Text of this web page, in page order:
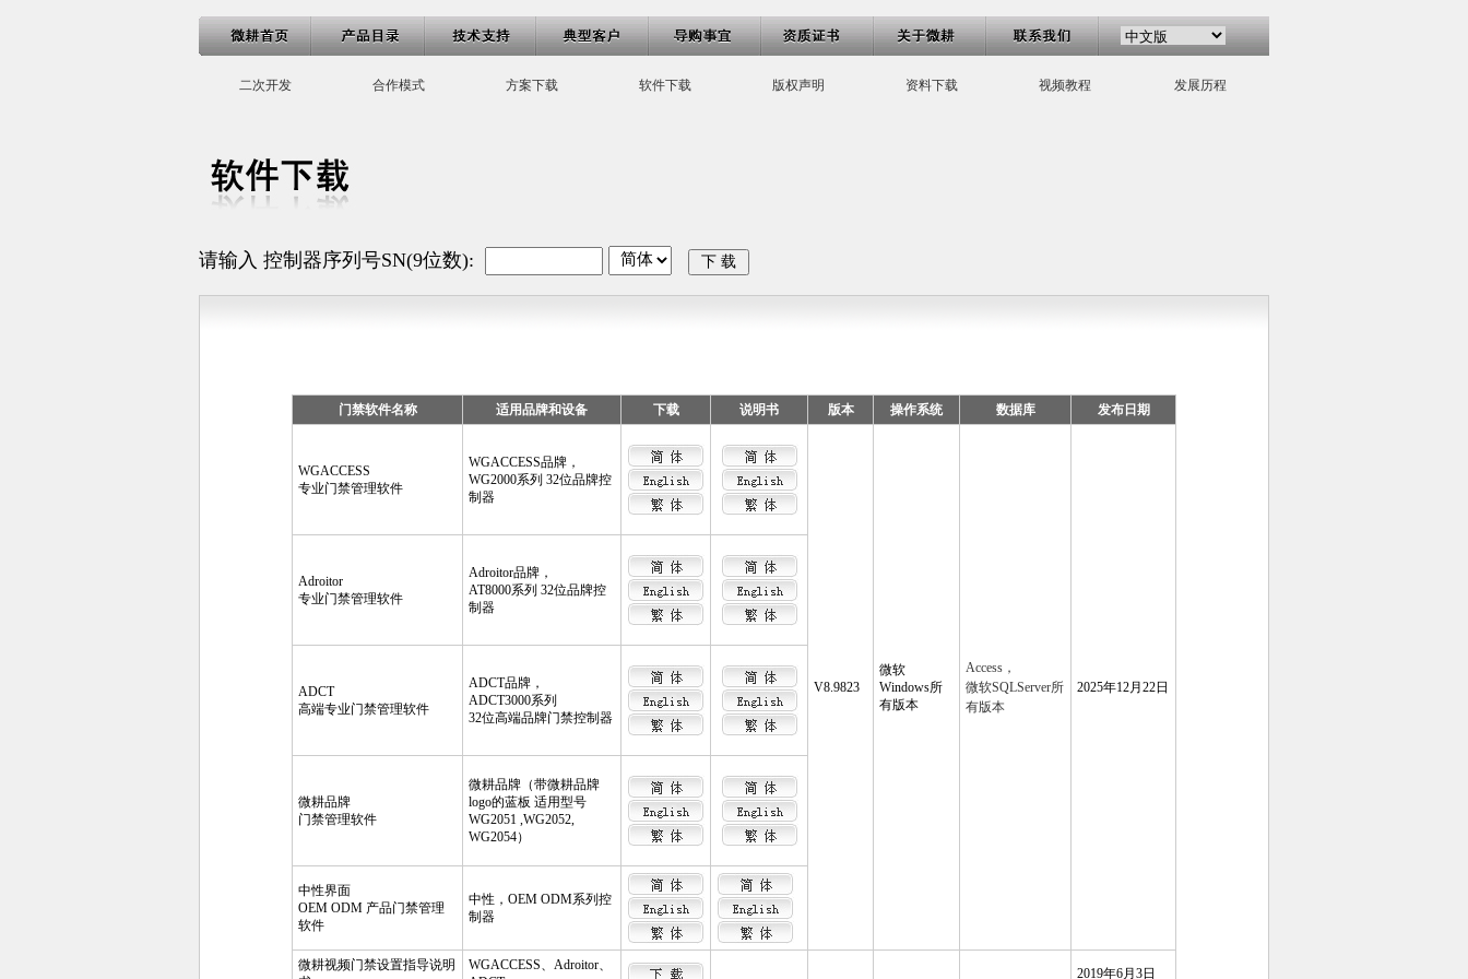
二次开发 合作模式 方案下载 软件下载 版权声明 资料下载 视频教程 发展历程
请输入 控制器序列号SN(9位数): 下 载
门禁软件名称 适用品牌和设备 下载 说明书 版本 操作系统 数据库 发布日期
WGACCESS
专业门禁管理软件
WGACCESS品牌，
WG2000系列 32位品牌控
制器
V8.9823
微软
Windows所
有版本
Access，
微软SQLServer所
有版本
2025年12月22日
Adroitor
专业门禁管理软件
Adroitor品牌 ，
AT8000系列 32位品牌控
制器
ADCT
高端专业门禁管理软件
ADCT品牌，
ADCT3000系列
32位高端品牌门禁控制器
微耕品牌
门禁管理软件
微耕品牌（带微耕品牌
logo的蓝板 适用型号
WG2051 ,WG2052,
WG2054）
中性界面
OEM ODM 产品门禁管理
软件
中性，OEM ODM系列控
制器
微耕视频门禁设置指导说明
WGACCESS、Adroitor、
2019年6月3日